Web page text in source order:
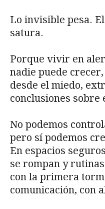
Lo invisible pesa.
satura.
Porque vivir en
nadie puede
desde el miedo,
conclusiones sobre
No podemos
pero sí podemos
En espacios
se rompan y
con la primera
comunicación, con